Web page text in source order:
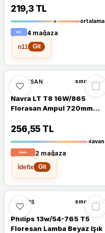
219,3 TL
ortalama
4 mağaza
n11
Git
%23 %23 DÜŞTÜ
FLORESAN sınırlı stok
Navra LT T8 16W/865
Florasan Ampul 720mm
256,55 TL
tavan
2 mağaza
İdefix
Git
%10
PHILIPS sınırlı stok
Philips 13w/54-765 T5
Floresan Lamba Beyaz Işık